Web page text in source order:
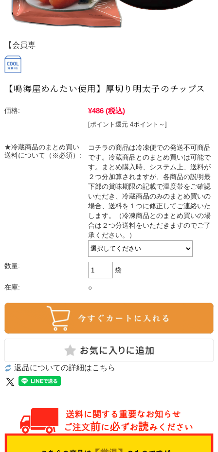
【会員専
用】
【鳴海屋めんたい使用】厚切り明太子のチップス
価格: ¥486 (税込)
[ポイント還元 4ポイント～]
★冷蔵商品のまとめ買い
送料について（※必須）:
コチラの商品は冷凍便での発送不可商品
です。冷蔵商品とのまとめ買いは可能で
す。まとめ購入時、システム上、送料が
２つ分加算されますが、各商品の説明最
下部の賞味期限の記載で温度帯をご確認
いただき、冷蔵商品のみのまとめ買いの
場合、送料を１つに修正してご連絡いた
します。（冷凍商品とのまとめ買いの場
合は２つ分送料をいただきますのでご了
承ください。）
数量:
袋
在庫: ○
返品についての詳細はこちら